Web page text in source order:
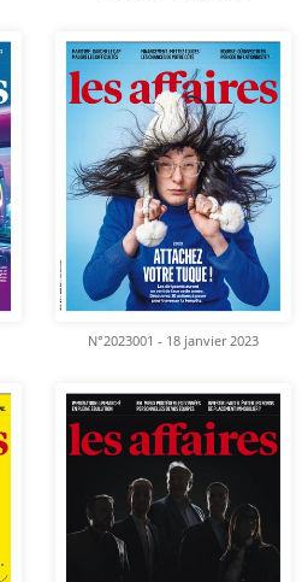
N°2023001 - 18 janvier 2023